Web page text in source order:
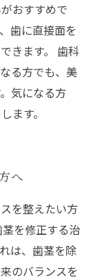
おすすめで
歯に直接面を
きます。 歯科
る方でも、美
気になる方
ます。
へ
を整えたい方
を修正する治
は、歯茎を除
のバランスを